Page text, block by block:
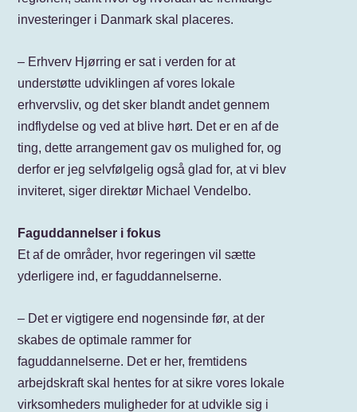
investeringer i Danmark skal placeres.
– Erhverv Hjørring er sat i verden for at
understøtte udviklingen af vores lokale
erhvervsliv, og det sker blandt andet gennem
indflydelse og ved at blive hørt. Det er en af de
ting, dette arrangement gav os mulighed for, og
derfor er jeg selvfølgelig også glad for, at vi blev
inviteret, siger direktør Michael Vendelbo.
Faguddannelser i fokus
Et af de områder, hvor regeringen vil sætte
yderligere ind, er faguddannelserne.
– Det er vigtigere end nogensinde før, at der
skabes de optimale rammer for
faguddannelserne. Det er her, fremtidens
arbejdskraft skal hentes for at sikre vores lokale
virksomheders muligheder for at udvikle sig i